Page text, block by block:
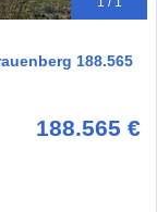
188.565
188.565 €